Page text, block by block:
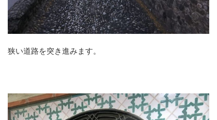
狭い道路を突き進みます。